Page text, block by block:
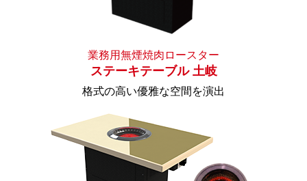
業務用無煙焼肉ロースター
ステーキテーブル 土岐
格式の高い優雅な空間を演出